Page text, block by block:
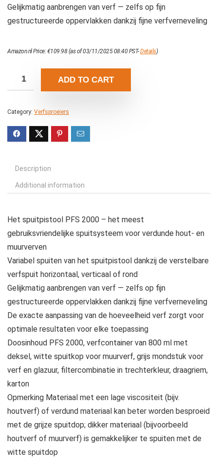
Gelijkmatig aanbrengen van verf — zelfs op fijn
gestructureerde oppervlakken dankzij fijne verfverneveling
Amazon.nl Price:€109.98(as of 03/11/2025 08:40 PST-Details)
ADD TO CART
Category: Verfsproeiers
Description
Additional information
Het spuitpistool PFS 2000 – het meest
gebruiksvriendelijke spuitsysteem voor verdunde hout- en
muurverven
Variabel spuiten van het spuitpistool dankzij de verstelbare
verfspuit horizontaal, verticaal of rond
Gelijkmatig aanbrengen van verf — zelfs op fijn
gestructureerde oppervlakken dankzij fijne verfverneveling
De exacte aanpassing van de hoeveelheid verf zorgt voor
optimale resultaten voor elke toepassing
Doosinhoud PFS 2000, verfcontainer van 800 ml met
deksel, witte spuitkop voor muurverf, grijs mondstuk voor
verf en glazuur, filtercombinatie in trechterkleur, draagriem,
karton
Opmerking Materiaal met een lage viscositeit (bijv.
houtverf) of verdund materiaal kan beter worden besproeid
met de grijze spuitdop; dikker materiaal (bijvoorbeeld
houtverf of muurverf) is gemakkelijker te spuiten met de
witte spuitdop